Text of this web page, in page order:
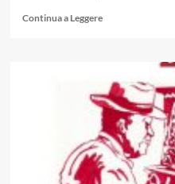
Continua a LeggereLeggi
POLEMICHE
E
DIFFERENTI
SCUOLE
DI
PENSIERO
GENERANO